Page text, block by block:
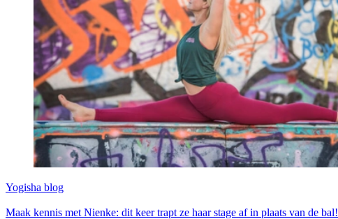
Yogisha blog
Maak kennis met Nienke: dit keer trapt ze haar stage af in plaats van de bal!